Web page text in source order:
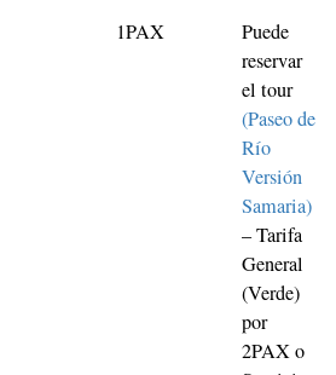
1PAX
Puede
reservar
el tour
(Paseo de
Río
Versión
Samaria)
– Tarifa
General
(Verde)
por
2PAX o